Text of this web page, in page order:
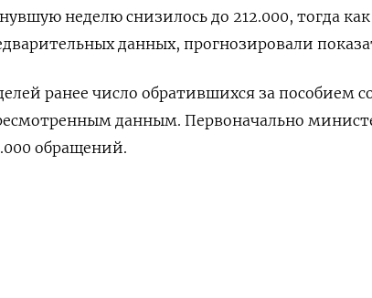
неделю снизилось до 212.000, тогда
данных, прогнозировали
ранее число обратившихся за пособием
данным. Первоначально
обращений.